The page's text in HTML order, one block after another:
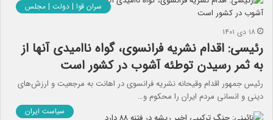
سران قوا | دولت | مجلس
۱۸ دی ۱۴۰۱
رئیسی: اقدام نشریه فرانسوی، گواه ناامیدی آنها از
به ثمر رسیدن توطئه آشوب در کشور است
رئیس جمهور اقدام وقیحانه نشریه فرانسوی در اهانت به مرجعیت و ارزش‌های
دینی و انسانی مردم ایران را محکوم و…
سیاست ایران